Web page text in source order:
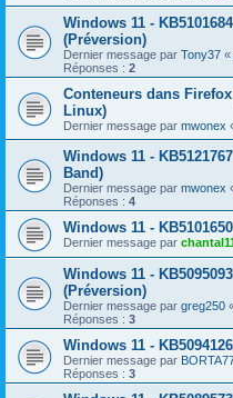
Windows 11 -
(Préversion)
Dernier message par Tony37 «
Réponses : 2
Conteneurs dans
Linux)
Dernier message par mwonex
Windows 11 -
Band)
Dernier message par mwonex
Réponses : 4
Windows 11 -
Dernier message par
Windows 11 -
(Préversion)
Dernier message par greg250
Réponses : 3
Windows 11 -
Dernier message par
Réponses : 3